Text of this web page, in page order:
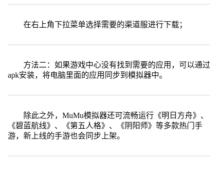
在右上角下拉菜单选择需要的渠道服进行下载；
方法二：如果游戏中心没有找到需要的应用，可以通过
apk安装，将电脑里面的应用同步到模拟器中。
除此之外，MuMu模拟器还可流畅运行《明日方舟》、
《碧蓝航线》、《第五人格》、《阴阳师》等多款热门手
游，新上线的手游也会同步上架。